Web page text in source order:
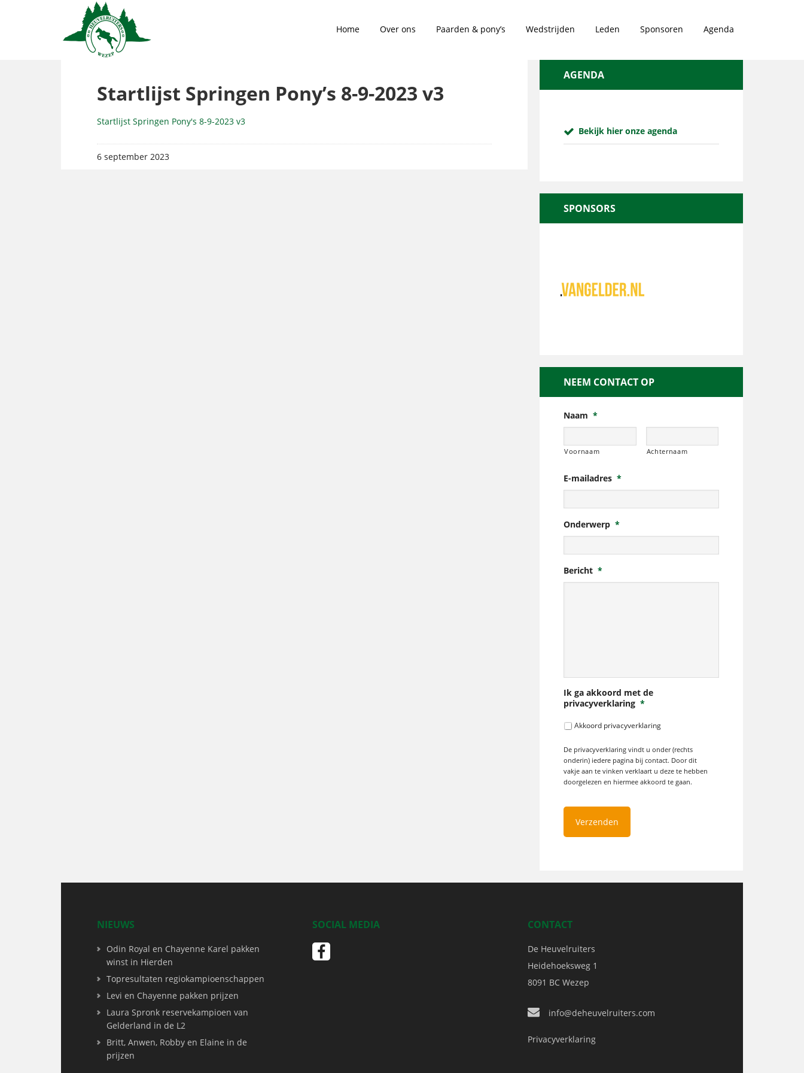
Home Over ons Paarden & pony’s Wedstrijden Leden Sponsoren Agenda
Startlijst Springen Pony’s 8-9-2023 v3
Startlijst Springen Pony's 8-9-2023 v3
6 september 2023
AGENDA
Bekijk hier onze agenda
SPONSORS
NEEM CONTACT OP
Naam *
Voornaam Achternaam
E-mailadres *
Onderwerp *
Bericht *
Ik ga akkoord met de
privacyverklaring *
Akkoord privacyverklaring
De privacyverklaring vindt u onder (rechts
onderin) iedere pagina bij contact. Door dit
vakje aan te vinken verklaart u deze te hebben
doorgelezen en hiermee akkoord te gaan.
NIEUWS
Odin Royal en Chayenne Karel pakken
winst in Hierden
Topresultaten regiokampioenschappen
Levi en Chayenne pakken prijzen
Laura Spronk reservekampioen van
Gelderland in de L2
Britt, Anwen, Robby en Elaine in de
prijzen
SOCIAL MEDIA CONTACT
De Heuvelruiters
Heidehoeksweg 1
8091 BC Wezep
info@deheuvelruiters.com
Privacyverklaring